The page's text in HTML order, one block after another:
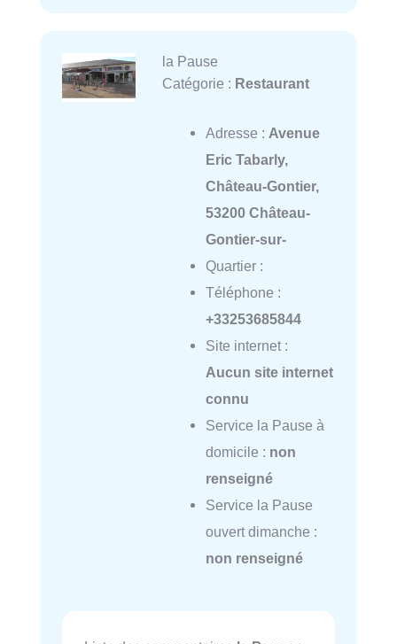
la Pause
Catégorie : Restaurant
Adresse : Avenue
Eric Tabarly,
Château-Gontier,
53200 Château-
Gontier-sur-
Quartier :
Téléphone :
+33253685844
Site internet :
Aucun site internet
connu
Service la Pause à
domicile : non
renseigné
Service la Pause
ouvert dimanche :
non renseigné